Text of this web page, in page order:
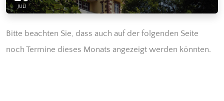
JULI
Bitte beachten Sie, dass auch auf der folgenden Seite
noch Termine dieses Monats angezeigt werden könnten.